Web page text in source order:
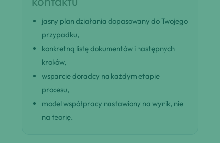
jasny plan działania dopasowany do Twojego
przypadku,
konkretną listę dokumentów i następnych
kroków,
wsparcie doradcy na każdym etapie
procesu,
model współpracy nastawiony na wynik, nie
na teorię.